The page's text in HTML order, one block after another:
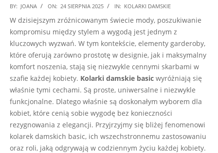
2025-
08-
24
BY: JOANA ON: 24 SIERPNIA 2025 IN: KOLARKI DAMSKIE
W dzisiejszym zróżnicowanym świecie mody, poszukiwanie
kompromisu między stylem a wygodą jest jednym z
kluczowych wyzwań. W tym kontekście, elementy garderoby,
które oferują zarówno prostotę w designie, jak i maksymalny
komfort noszenia, stają się niezwykle cennymi skarbami w
szafie każdej kobiety. Kolarki damskie basic wyróżniają się
właśnie tymi cechami. Są proste, uniwersalne i niezwykle
funkcjonalne. Dlatego właśnie są doskonałym wyborem dla
kobiet, które cenią sobie wygodę bez konieczności
rezygnowania z elegancji. Przyjrzyjmy się bliżej fenomenowi
kolarek damskich basic, ich wszechstronnemu zastosowaniu
oraz roli, jaką odgrywają w codziennym życiu każdej kobiety.